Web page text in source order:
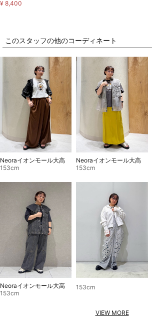
¥ 8,400
このスタッフの他のコーディネート
Neoraイオンモール大高
153cm
Neoraイオンモール大高
153cm
Neoraイオンモール大高
153cm
153cm
VIEW MORE